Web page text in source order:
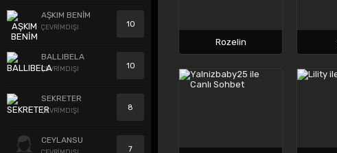
AŞKIM BENİM
ÇEVRİMDIŞI 10
BALLIBELA
ÇEVRİMDIŞI 10
SEKRETER
ÇEVRİMDIŞI 8
CEYLANSU
7
Rozelin